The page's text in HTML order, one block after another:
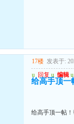
17楼 发表于:
u 回复 u 编辑 u
给高手顶一
给高手顶一帖